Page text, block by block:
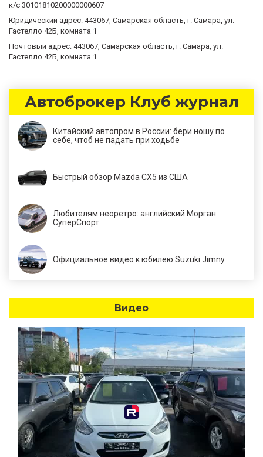
к/с 30101810200000000607
Юридический адрес: 443067, Самарская область, г. Самара, ул.
Гастелло 42Б, комната 1
Почтовый адрес: 443067, Самарская область, г. Самара, ул.
Гастелло 42Б, комната 1
Автоброкер Клуб журнал
Китайский автопром в России: бери ношу по
себе, чтоб не падать при ходьбе
Быстрый обзор Mazda CX5 из США
Любителям неоретро: английский Морган
СуперСпорт
Официальное видео к юбилею Suzuki Jimny
Видео